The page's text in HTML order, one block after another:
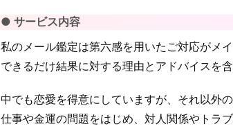
● サービス内容
私のメール鑑定は第六感を用いたご対応がメイ
できるだけ結果に対する理由とアドバイスを
中でも恋愛を得意にしていますが、それ以外
仕事や金運の問題をはじめ、対人関係やトラ